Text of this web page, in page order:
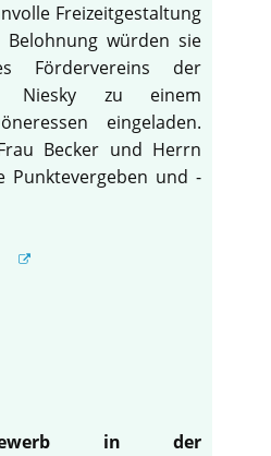
Freizeitgestaltung
Belohnung würden sie
Fördervereins der
Niesky zu einem
eingeladen.
Becker und Herrn
Punktevergeben und -
in der